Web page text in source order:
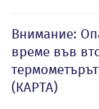
Внимание:
време във
(КАРТА)